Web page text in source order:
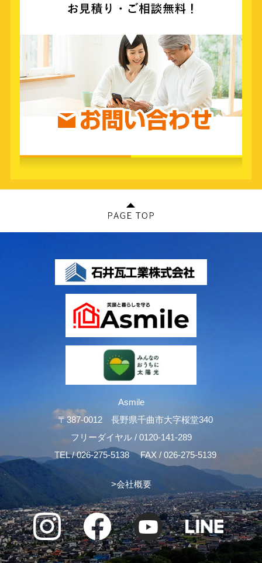
Asmile
〒387-0012 長野県千曲市大字桜堂340
フリーダイヤル / 0120-141-289
TEL /026-275-5138FAX / 026-275-5139
>会社概要